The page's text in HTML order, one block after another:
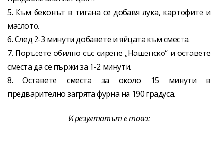
5. Към беконът в тигана се добавя лука, картофите и
маслото.
6. След 2-3 минути добавете и яйцата към сместа.
7. Поръсете обилно със сирене „Нашенско“ и оставете
сместа да се пържи за 1-2 минути.
8. Оставете сместа за около 15 минути в
предварително загрята фурна на 190 градуса.
И резултатът е това: